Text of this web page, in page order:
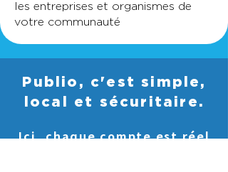
les entreprises et organismes de
votre communauté
Publio, c'est simple,
local et sécuritaire.
Ici, chaque compte est réel